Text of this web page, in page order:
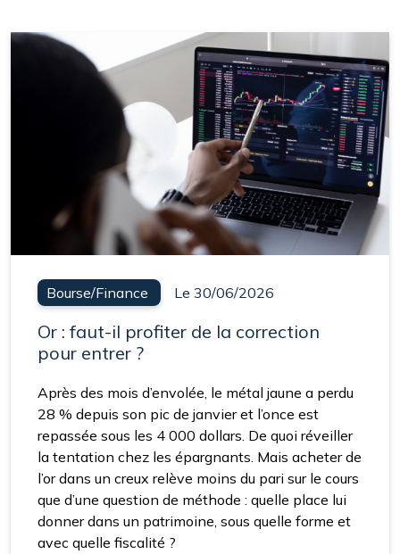
Bourse/Finance Le 30/06/2026
Or : faut-il profiter de la correction
pour entrer ?
Après des mois d’envolée, le métal jaune a perdu
28 % depuis son pic de janvier et l’once est
repassée sous les 4 000 dollars. De quoi réveiller
la tentation chez les épargnants. Mais acheter de
l’or dans un creux relève moins du pari sur le cours
que d’une question de méthode : quelle place lui
donner dans un patrimoine, sous quelle forme et
avec quelle fiscalité ?